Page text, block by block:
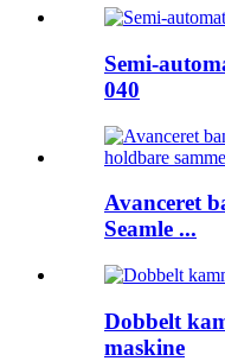
Semi-
040
Avanceret
Seamle ...
Dobbelt
maskine